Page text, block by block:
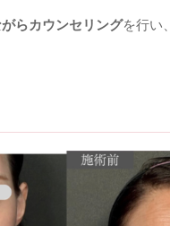
らカウンセリングを行い